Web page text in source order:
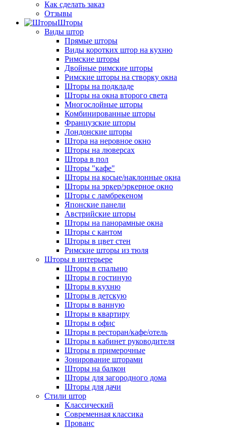
Как сделать заказ
Отзывы
Шторы
Виды штор
Прямые шторы
Виды коротких штор на кухню
Римские шторы
Двойные римские шторы
Римские шторы на створку окна
Шторы на подкладе
Шторы на окна второго света
Многослойные шторы
Комбинированные шторы
Французские шторы
Лондонские шторы
Штора на неровное окно
Шторы на люверсах
Штора в пол
Шторы "кафе"
Шторы на косые/наклонные окна
Шторы на эркер/эркерное окно
Шторы с ламбрекеном
Японские панели
Австрийские шторы
Шторы на панорамные окна
Шторы с кантом
Шторы в цвет стен
Римские шторы из тюля
Шторы в интерьере
Шторы в спальню
Шторы в гостиную
Шторы в кухню
Шторы в детскую
Шторы в ванную
Шторы в квартиру
Шторы в офис
Шторы в ресторан/кафе/отель
Шторы в кабинет руководителя
Шторы в примерочные
Зонирование шторами
Шторы на балкон
Шторы для загородного дома
Шторы для дачи
Стили штор
Классический
Современная классика
Прованс